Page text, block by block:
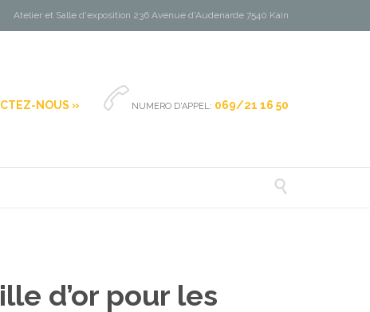
Atelier et Salle d'exposition 236 Avenue d'Audenarde 7540 Kain
NOUS »  NUMERO D'APPEL: 069/21 16 50

d’or pour les